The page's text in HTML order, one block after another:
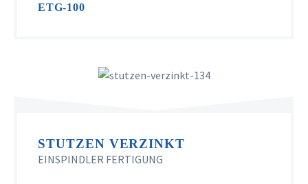
ETG-100
STUTZEN VERZINKT
EINSPINDLER FERTIGUNG